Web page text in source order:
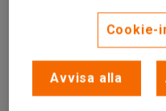
Påbyggnadsbar
Stabilt arbetsbord med
fyrkantsprofil och en
högtryckslaminat.
Cookie-
Avvisa alla